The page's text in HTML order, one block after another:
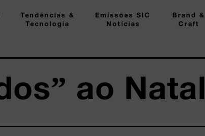
Tendências &
Tecnologia
Emissões SIC
Notícias
Brand &
Craft
ao Natal